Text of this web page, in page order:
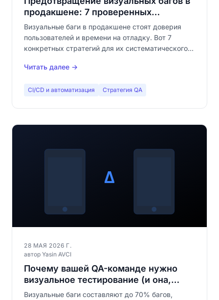
продакшене: 7 проверенных
стратегий
Визуальные баги в продакшене стоят доверия
пользователей и времени на отладку. Вот 7
конкретных стратегий для их систематического
продакшена.
Читать далее →
CI/CD и автоматизация Стратегия QA
28 МАЯ 2026 Г.
автор Yasin AVCI
Почему вашей QA-команде нужно
визуальное тестирование (и она,
вероятно, уже это знает)
Визуальные баги составляют до 70% багов,